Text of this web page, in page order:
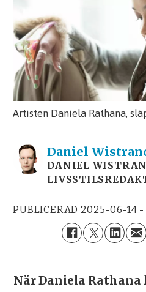
Artisten Daniela Rathana, släppte nyligen ett nytt album och i sommar spelar
Daniel
DANIEL
PUBLICERAD 2025-06-14
När Daniela Rathana